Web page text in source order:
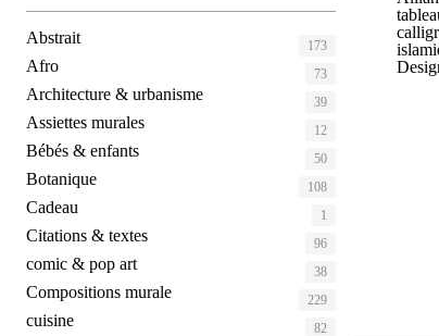
Abstrait 173
Afro 73
Architecture & urbanisme 39
Assiettes murales 12
Bébés & enfants 50
Botanique 108
Cadeau 1
Citations & textes 96
comic & pop art 38
Compositions murale 229
cuisine 82